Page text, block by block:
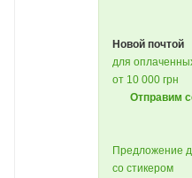
Новой почтой
для
от 10 000 грн
Отправим
Предложение
со стикером